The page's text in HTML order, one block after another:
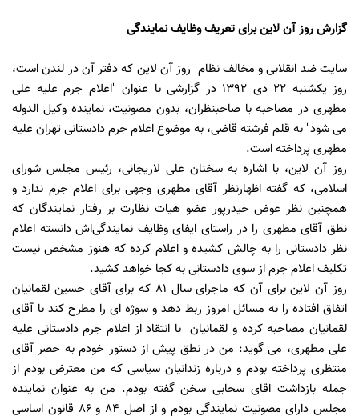
گزارش روز آن لاین برای تعریف وظایف نمایندگی
سایت ضد انقلابی و مخالف نظام روز آن لاین که دفتر آن در لندن است،
روز یکشنبه ۲۲ دى ۱۳۹۲ در گزارشی با عنوان "اعلام جرم علیه علی
مطهری در مصاحبه با صاحبنظران، بدون مصونیت، نماینده وکیل الدوله
می شود" به قلم فرشته قاضی، به موضوع اعلام جرم دادستانی تهران علیه
مطهری پرداخته است.
روز آن لاین، با اشاره به سخنان علی لاریجانی، رئیس مجلس شورای
اسلامی، که گفته اظهارنظر آقای مطهری وجهی برای اعلام جرم ندارد و
همچنین نظر عوض حیدرپور عضو هیات نظارت بر رفتار نمایندگان که
نطق آقای مطهری را در راستای ایفای وظایف نمایندگی‌اش دانسته اعلام
نظر دادستانی را به چالش کشیده و اعلام کرده که هنوز مشخص نیست
تکلیف اعلام جرم از سوی دادستانی به کجا خواهد کشید.
روز آن لاین برای آن که ماجرای سال 81 که برای آقای حسین لقمانیان
اتفاق افتاده را به مسائل امروز ربط دهد و سوژه ای را مطرح کند با آقای
لقمانیان مصاحبه کرده و لقمانیان با انتقاد از اعلام جرم دادستانی علیه
علی مطهری، می گوید: من در نطق پیش از دستور خودم به حصر آقای
منتظری پرداخته بودم و درباره زندانیان سیاسی که من معترض بودم از
جمله بازداشت اقای سحابی سخن گفته بودم. من به عنوان نماینده
مجلس دارای مصونیت نمایندگی بودم و از اصل ۸۴ و ۸۶ قانون اساسی